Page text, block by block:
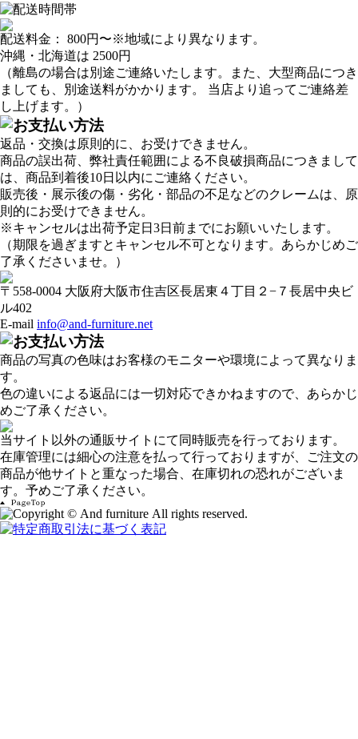
配送料金： 800円 〜※地域により異なります。
沖縄・北海道は 2500円
（離島の場合は別途ご連絡いたします。また、大型商品につき
ましても、別途送料がかかります。 当店より追ってご連絡差
し上げます。）
返品・交換は原則的に、お受けできません。
商品の誤出荷、弊社責任範囲による不良破損商品につきまして
は、商品到着後10日以内にご連絡ください。
販売後・展示後の傷・劣化・部品の不足などのクレームは、原
則的にお受けできません。
※キャンセルは出荷予定日3日前までにお願いいたします。
（期限を過ぎますとキャンセル不可となります。あらかじめご
了承くださいませ。）
〒558-0004 大阪府大阪市住吉区長居東４丁目２−７長居中央ビ
ル402
E-mail info@and-furniture.net
商品の写真の色味はお客様のモニターや環境によって異なりま
す。
色の違いによる返品には一切対応できかねますので、あらかじ
めご了承ください。
当サイト以外の通販サイトにて同時販売を行っております。
在庫管理には細心の注意を払って行っておりますが、ご注文の
商品が他サイトと重なった場合、在庫切れの恐れがございま
す。予めご了承ください。